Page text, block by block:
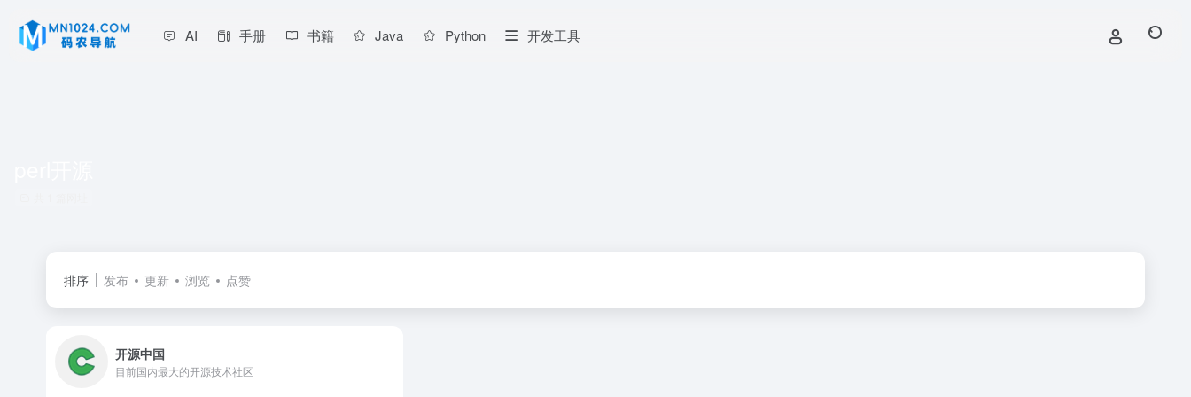
AI 手册 书籍 Java Python 开发工具
排序 发布 更新 浏览 点赞
开源中国
目前国内最大的开源技术社区